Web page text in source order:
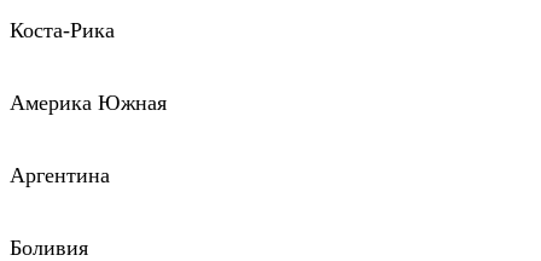
Коста-Рика
Америка Южная
Аргентина
Боливия